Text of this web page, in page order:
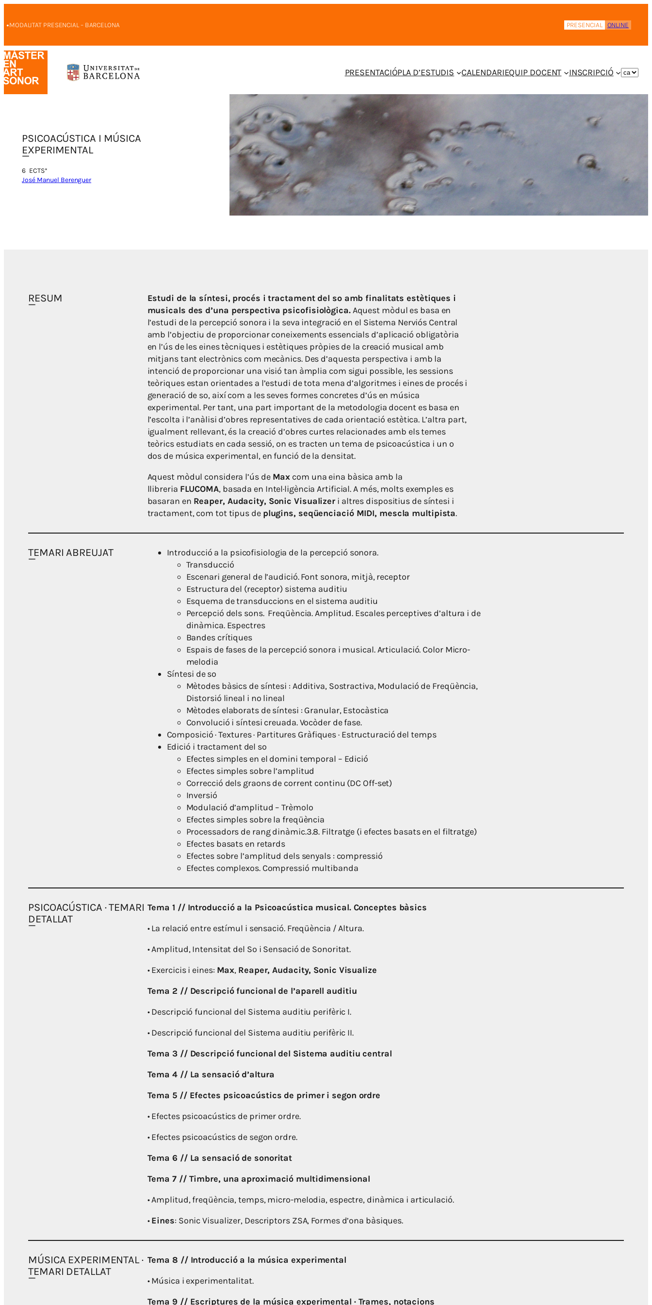
al
·MODALITAT PRESENCIAL – BARCELONA PRESENCIAL ONLINE
PRESENTACIÓPLA D’ESTUDIS CALENDARIEQUIP DOCENT INSCRIPCIÓ
TRIEU
IDIOMA
PSICOACÚSTICA I MÚSICA
EXPERIMENTAL
6 ECTS*
José Manuel Berenguer
RESUM
Estudi de la síntesi, procés i tractament del so amb finalitats estètiques i
musicals des d’una perspectiva psicofisiològica.Aquest mòdul es basa en
l’estudi de la percepció sonora i la seva integració en el Sistema Nerviós Central
amb l’objectiu de proporcionar coneixements essencials d’aplicació obligatòria
en l’ús de les eines tècniques i estètiques pròpies de la creació musical amb
mitjans tant electrònics com mecànics. Des d’aquesta perspectiva i amb la
intenció de proporcionar una visió tan àmplia com sigui possible, les sessions
teòriques estan orientades a l’estudi de tota mena d’algoritmes i eines de procés i
generació de so, així com a les seves formes concretes d’ús en música
experimental. Per tant, una part important de la metodologia docent es basa en
l’escolta i l’anàlisi d’obres representatives de cada orientació estètica. L’altra part,
igualment rellevant, és la creació d’obres curtes relacionades amb els temes
teòrics estudiats en cada sessió, on es tracten un tema de psicoacústica i un o
dos de música experimental, en funció de la densitat.
Aquest mòdul considera l’ús de Max com una eina bàsica amb la
llibreria FLUCOMA, basada en Intel·ligència Artificial. A més, molts exemples es
basaran en Reaper, Audacity, Sonic Visualizer i altres dispositius de síntesi i
tractament, com tot tipus de plugins, seqüenciació MIDI, mescla multipista.
TEMARI ABREUJAT
Introducció a la psicofisiologia de la percepció sonora.
Transducció
Escenari general de l’audició. Font sonora, mitjà, receptor
Estructura del (receptor) sistema auditiu
Esquema de transduccions en el sistema auditiu
Percepció dels sons. Freqüència. Amplitud. Escales perceptives d’altura i de
dinàmica. Espectres
Bandes crítiques
Espais de fases de la percepció sonora i musical. Articulació. Color Micro-
melodia
Síntesi de so
Mètodes bàsics de síntesi : Additiva, Sostractiva, Modulació de Freqüència,
Distorsió lineal i no lineal
Mètodes elaborats de síntesi : Granular, Estocàstica
Convolució i síntesi creuada. Vocòder de fase.
Composició · Textures · Partitures Gràfiques · Estructuració del temps
Edició i tractament del so
Efectes simples en el domini temporal – Edició
Efectes simples sobre l’amplitud
Correcció dels graons de corrent continu (DC Off-set)
Inversió
Modulació d’amplitud – Trèmolo
Efectes simples sobre la freqüència
Processadors de rang dinàmic.3.8. Filtratge (i efectes basats en el filtratge)
Efectes basats en retards
Efectes sobre l’amplitud dels senyals : compressió
Efectes complexos. Compressió multibanda
PSICOACÚSTICA · TEMARI
DETALLAT
Tema 1 // Introducció a la Psicoacústica musical. Conceptes bàsics
• La relació entre estímul i sensació. Freqüència / Altura.
• Amplitud, Intensitat del So i Sensació de Sonoritat.
• Exercicis i eines: Max, Reaper, Audacity, Sonic Visualize
Tema 2 // Descripció funcional de l’aparell auditiu
• Descripció funcional del Sistema auditiu perifèric I.
• Descripció funcional del Sistema auditiu perifèric II.
Tema 3 // Descripció funcional del Sistema auditiu central
Tema 4 // La sensació d’altura
Tema 5 // Efectes psicoacústics de primer i segon ordre
• Efectes psicoacústics de primer ordre.
• Efectes psicoacústics de segon ordre.
Tema 6 // La sensació de sonoritat
Tema 7 // Timbre, una aproximació multidimensional
• Amplitud, freqüència, temps, micro-melodia, espectre, dinàmica i articulació.
•Eines: Sonic Visualizer, Descriptors ZSA, Formes d’ona bàsiques.
MÚSICA EXPERIMENTAL ·
TEMARI DETALLAT
Tema 8 // Introducció a la música experimental
• Música i experimentalitat.
Tema 9 // Escriptures de la música experimental · Trames, notacions